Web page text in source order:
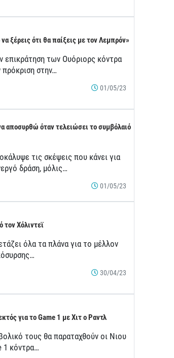
ξέρεις ότι θα παίξεις με τον Λεμπρόν»
επικράτηση των Ουόριορς κόντρα
πρόκριση στην…
01/05/23
αποσυρθώ όταν τελειώσει το συμβόλαιό
τις σκέψεις που κάνει για
δράση, μόλις…
01/05/23
Χόλιντεϊ
όλα τα πλάνα για το μέλλον
30/04/23
για το Game 1 με Χιτ ο Ραντλ
τους θα παραταχθούν οι Νιου
1 κόντρα…